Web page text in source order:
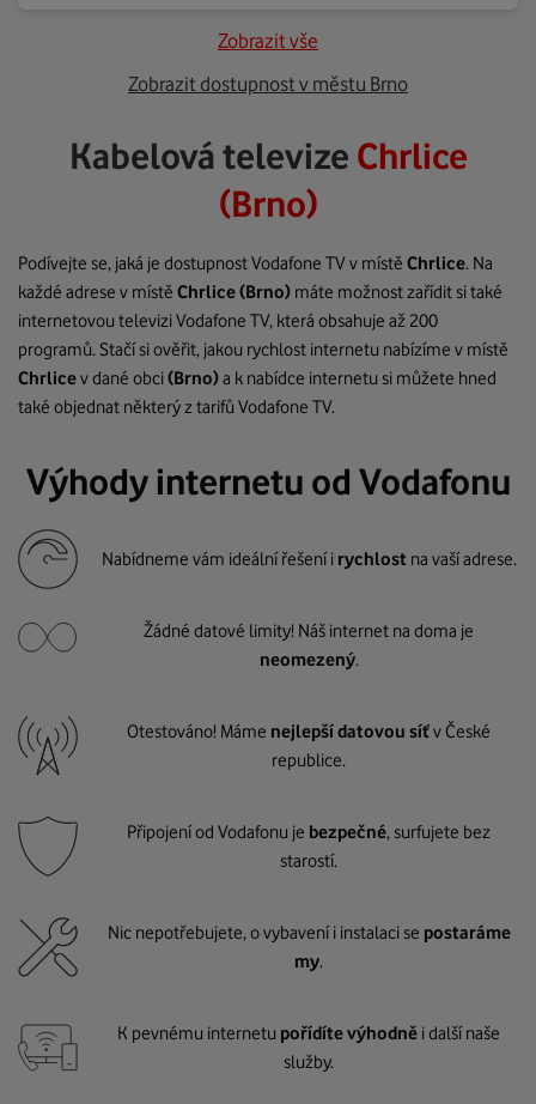
Zobrazit vše
Zobrazit dostupnost v městu Brno
Kabelová televize Chrlice
(Brno)
Podívejte se, jaká je dostupnost Vodafone TV v místě Chrlice. Na
každé adrese v místě Chrlice(Brno) máte možnost zařídit si také
internetovou televizi Vodafone TV, která obsahuje až 200
programů. Stačí si ověřit, jakou rychlost internetu nabízíme v místě
Chrlicev dané obci(Brno)a k nabídce internetu si můžete hned
také objednat některý z tarifů Vodafone TV.
Výhody internetu od Vodafonu
Nabídneme vám ideální řešení i rychlost na vaší adrese.
Žádné datové limity! Náš internet na doma je
neomezený.
Otestováno! Máme nejlepší datovou síťv České
republice.
Připojení od Vodafonu je bezpečné, surfujete bez
starostí.
Nic nepotřebujete, o vybavení i instalaci se postaráme
my.
K pevnému internetu pořídíte výhodně i další naše
služby.